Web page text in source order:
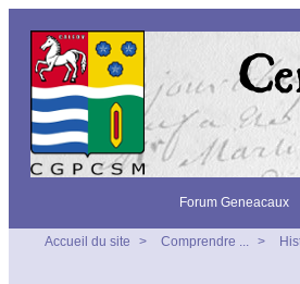
Forum Geneacaux
Accueil du site > Comprendre ... >